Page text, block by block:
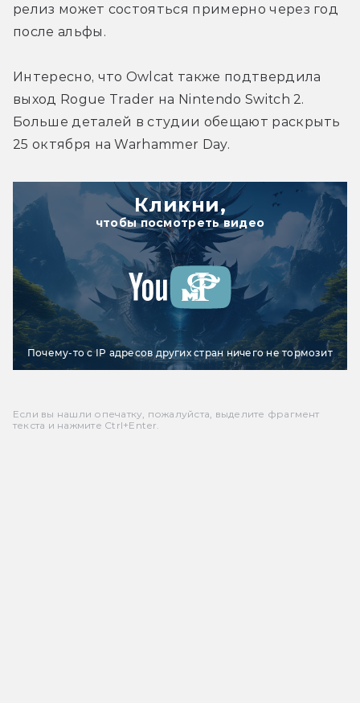
релиз может состояться примерно через год
Интересно, что Owlcat также подтвердила
выход Rogue Trader на Nintendo Switch 2.
Больше деталей в студии обещают раскрыть
25 октября на Warhammer Day.
Кликни,
чтобы посмотреть видео
Почему-то с IP адресов других стран ничего не тормозит
Если вы нашли опечатку, пожалуйста, выделите фрагмент
текста и нажмите Ctrl+Enter.